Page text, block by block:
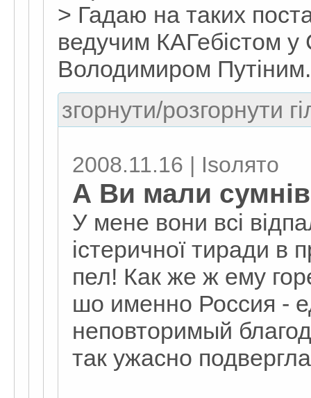
> Гадаю на таких
ведучим КАГебістом у
Володимиром Путіним.
згорнути/розгорнути
2008.11.16 | Isoлято
А Ви мали
У мене вони всі
істеричної тиради в
пел! Как же ж ему
шо именно Россия -
неповторимый
так ужасно